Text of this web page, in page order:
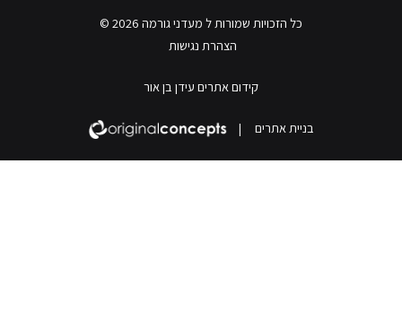
כל הזכויות שמורות ל מעדני גורמה 2026 ©
הצהרת נגישות
קידום אתרים עידן בן אור
בניית אתרים |